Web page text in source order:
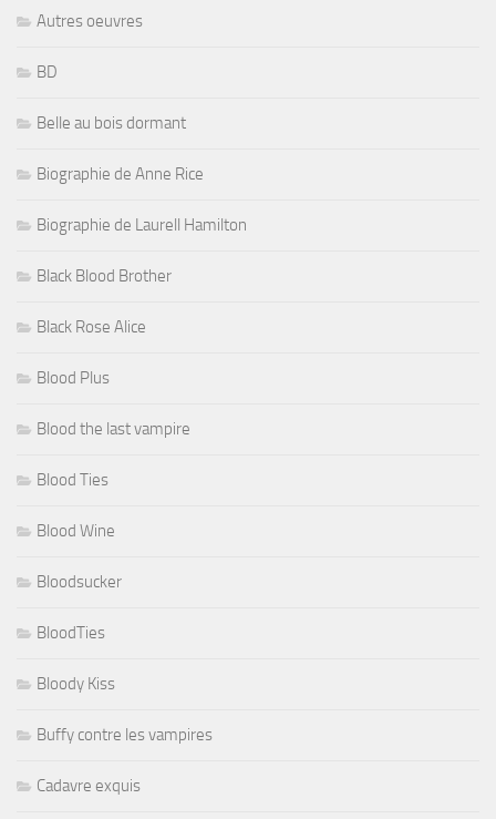
Autres oeuvres
BD
Belle au bois dormant
Biographie de Anne Rice
Biographie de Laurell Hamilton
Black Blood Brother
Black Rose Alice
Blood Plus
Blood the last vampire
Blood Ties
Blood Wine
Bloodsucker
BloodTies
Bloody Kiss
Buffy contre les vampires
Cadavre exquis